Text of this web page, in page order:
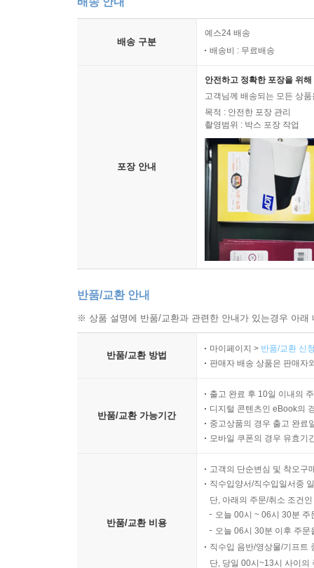
배송 구분
예스24 배송
배송비 : 무료배송
포장 안내
안전하고 정확한 포장을 위
고객님께 배송되는 모든 상
목적 : 안전한 포장 관리
촬영범위 : 박스 포장 작업
반품/교환 안내
※ 상품 설명에 반품/교환과 관련한 안내가 있는경우 아
반품/교환 방법
마이페이지 > 반품/교환 신
판매자 배송 상품은 판매자
반품/교환 가능기간
출고 완료 후 10일 이내의
디지털 콘텐츠인 eBook의
중고상품의 경우 출고 완료
모바일 쿠폰의 경우 유효기
반품/교환 비용
고객의 단순변심 및 착오구
직수입양서/직수입일서중
단, 아래의 주문/취소 조건
오늘 00시 ~ 06시 30분
오늘 06시 30분 이후 주
직수입 음반/영상물/기프트
단, 당일 00시~13시 사이의